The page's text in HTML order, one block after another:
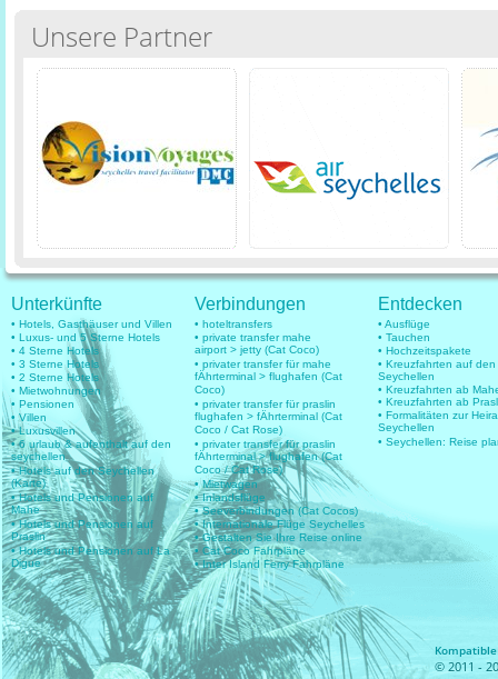
Unsere Partner
Unterkünfte
• Hotels, Gasthäuser und Villen
• Luxus- und 5 Sterne Hotels
• 4 Sterne Hotels
• 3 Sterne Hotels
• 2 Sterne Hotels
• Mietwohnungen
• Pensionen
• Villen
• Luxusvillen
• 6 urlaub & aufenthalt auf den
seychellen
• Hotels auf den Seychellen
(Karte)
• Hotels und Pensionen auf
Mahe
• Hotels und Pensionen auf
Praslin
• Hotels und Pensionen auf La
Digue
Verbindungen
• hoteltransfers
• private transfer mahe
airport > jetty (Cat Coco)
• privater transfer für mahe
fÄhrterminal > flughafen (Cat
Coco)
• privater transfer für praslin
flughafen > fÄhrterminal (Cat
Coco / Cat Rose)
• privater transfer für praslin
fÄhrterminal > flughafen (Cat
Coco / Cat Rose)
• Mietwagen
• Inlandsflüge
• Seeverbindungen (Cat Cocos)
• Internationale Flüge Seychelles
• Gestalten Sie Ihre Reise online
• Cat Coco Fahrpläne
• Inter Island Ferry Fahrpläne
Entdecken
• Ausflüge
• Tauchen
• Hochzeitspakete
• Kreuzfahrten auf den
Seychellen
• Kreuzfahrten ab
• Kreuzfahrten ab
• Formalitäten zur
Seychellen
• Seychellen: Reise
© 2011 -